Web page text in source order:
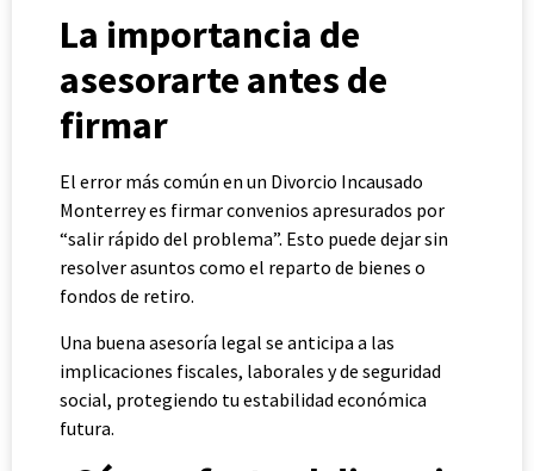
La importancia de
asesorarte antes de
firmar
El error más común en un Divorcio Incausado
Monterrey es firmar convenios apresurados por
“salir rápido del problema”. Esto puede dejar sin
resolver asuntos como el reparto de bienes o
fondos de retiro.
Una buena asesoría legal se anticipa a las
implicaciones fiscales, laborales y de seguridad
social, protegiendo tu estabilidad económica
futura.